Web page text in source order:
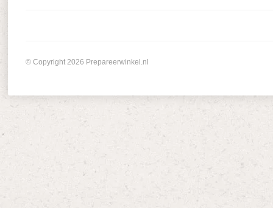
© Copyright 2026 Prepareerwinkel.nl